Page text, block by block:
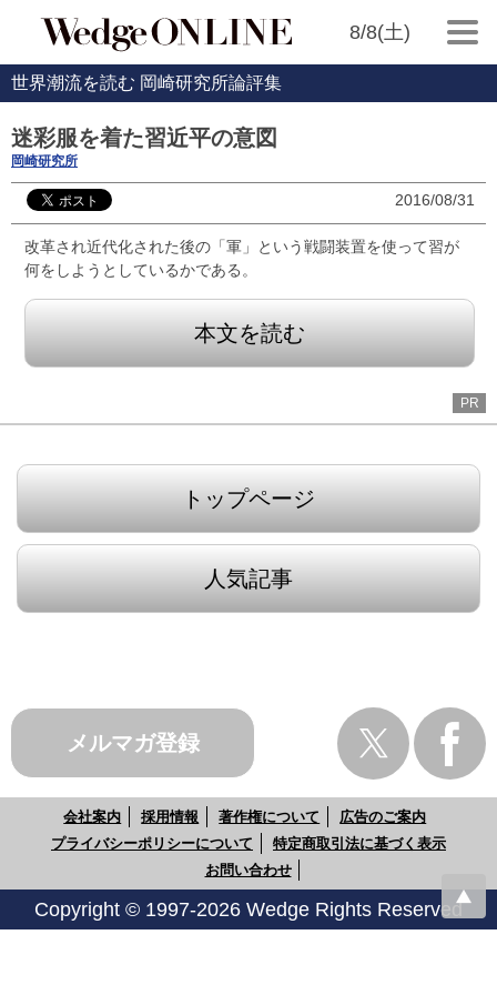
8/8(土)
世界潮流を読む 岡崎研究所論評集
迷彩服を着た習近平の意図
岡崎研究所
2016/08/31
改革され近代化された後の「軍」という戦闘装置を使って習が
何をしようとしているかである。
本文を読む
PR
トップページ
人気記事
メルマガ登録
会社案内 採用情報 著作権について
広告のご案内
プライバシーポリシーについて
特定商取引法に基づく表示
お問い合わせ
Copyright © 1997-2026 Wedge Rights Reserved